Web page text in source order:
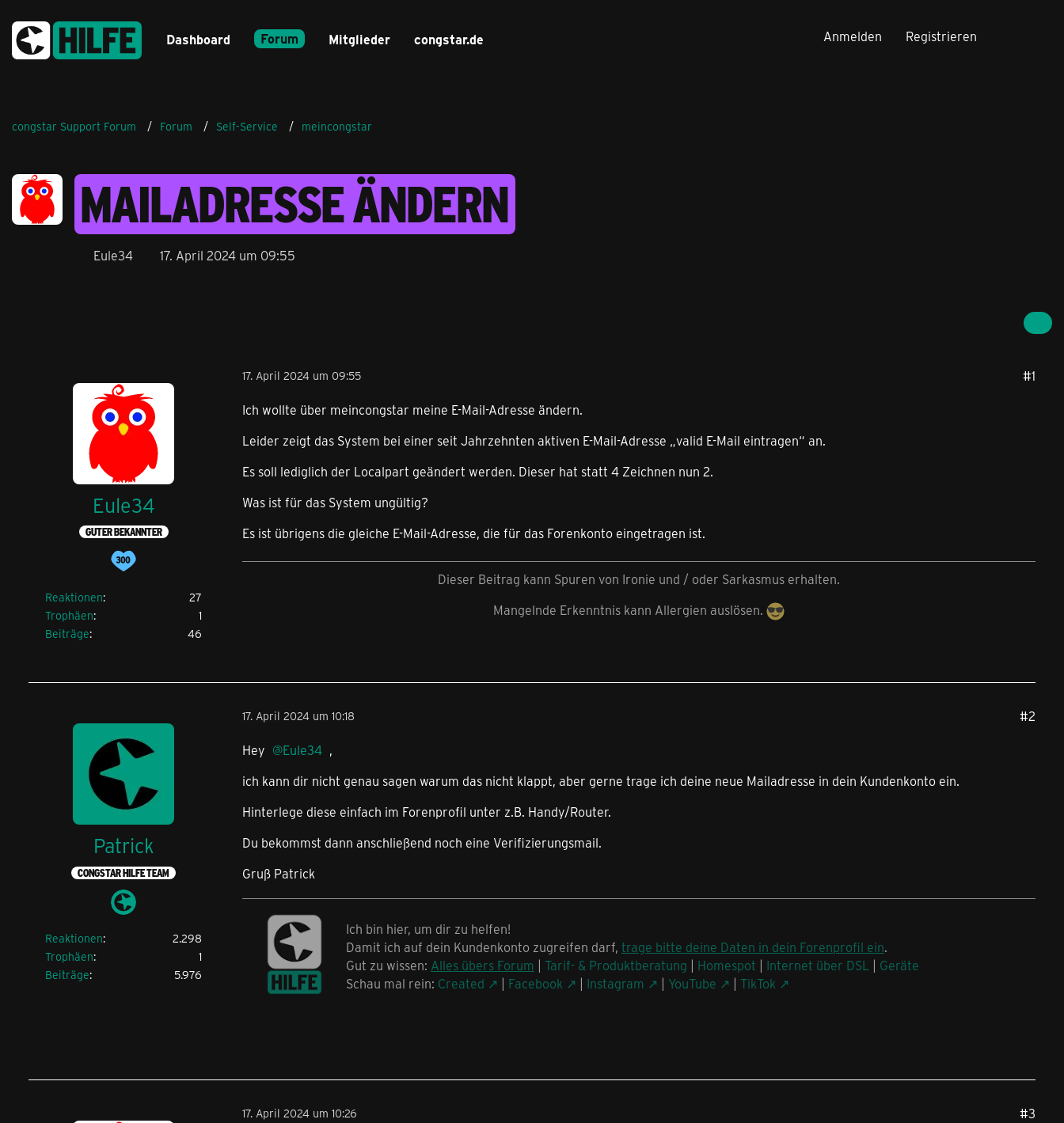
Dashboard Forum Mitglieder congstar.de Anmelden Registrieren
congstar Support Forum Forum Self-Service meincongstar
MAILADRESSE ÄNDERN
Eule34 17. April 2024 um 09:55
Eule34
GUTER BEKANNTER
Reaktionen
27
Trophäen
1
Beiträge
46
17. April 2024 um 09:55 #1
Ich wollte über meincongstar meine E-Mail-Adresse ändern.
Leider zeigt das System bei einer seit Jahrzehnten aktiven E-Mail-Adresse „valid E-Mail eintragen“ an.
Es soll lediglich der Localpart geändert werden. Dieser hat statt 4 Zeichnen nun 2.
Was ist für das System ungültig?
Es ist übrigens die gleiche E-Mail-Adresse, die für das Forenkonto eingetragen ist.
Dieser Beitrag kann Spuren von Ironie und / oder Sarkasmus erhalten.
Mangelnde Erkenntnis kann Allergien auslösen.
Patrick
CONGSTAR HILFE TEAM
Reaktionen
2.298
Trophäen
1
Beiträge
5.976
17. April 2024 um 10:18 #2
Hey Eule34 ,
ich kann dir nicht genau sagen warum das nicht klappt, aber gerne trage ich deine neue Mailadresse in dein Kundenkonto ein.
Hinterlege diese einfach im Forenprofil unter z.B. Handy/Router.
Du bekommst dann anschließend noch eine Verifizierungsmail.
Gruß Patrick
Ich bin hier, um dir zu helfen!
Damit ich auf dein Kundenkonto zugreifen darf, trage bitte deine Daten in dein Forenprofil ein.
Gut zu wissen: Alles übers Forum | Tarif- & Produktberatung | Homespot | Internet über DSL | Geräte
Schau mal rein: Created | Facebook | Instagram | YouTube | TikTok
17. April 2024 um 10:26 #3